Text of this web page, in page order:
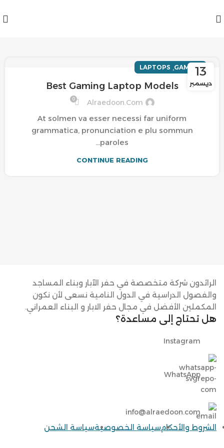
13
ديسمبر
GAMING
,
LAPTOPS
Best Gaming Laptop Models
Alraedoon.com
0
At solmen va esser necessi far uniform
grammatica, pronunciation e plu sommun
paroles…
CONTINUE READING
الرائدون شركة متخصصة في حفر الآبار وبناء المساجد
والفصول الدراسية في الدول النامية نسعى لأن نكون
المكملين الأفضل في مجال حفر الابار و البناء العمراني.
هل تحتاج إلى مساعدة؟
Instagram
WhatsApp
info@alraedoon.com
الشروط والأحكامسياسة الخصوصيةسياسة الشحن